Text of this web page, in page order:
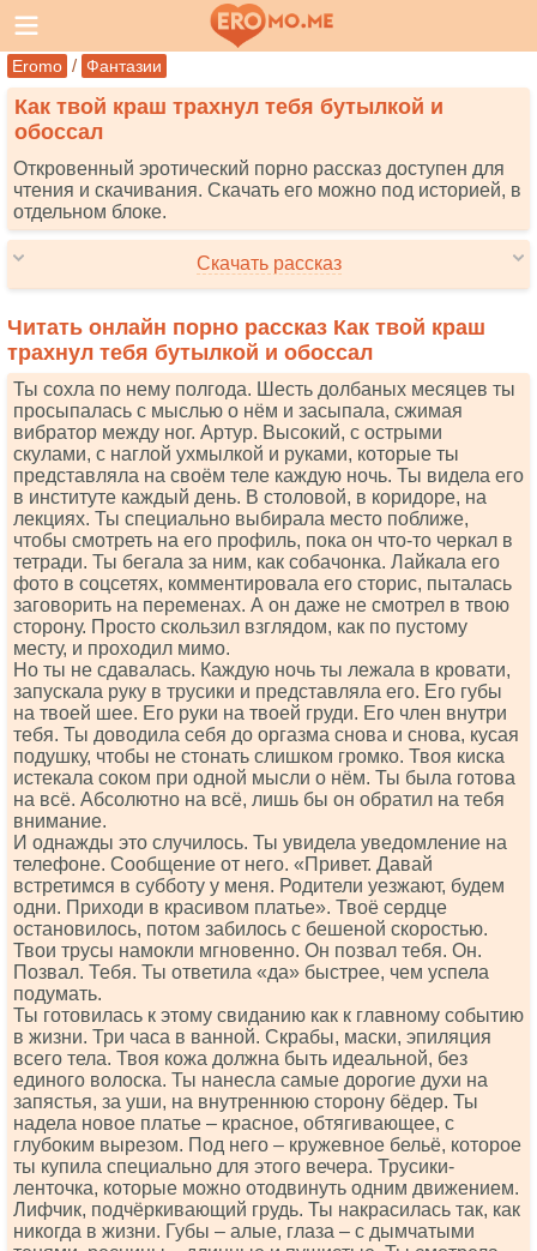
Eromo / Фантазии
Как твой краш трахнул тебя бутылкой и
обоссал
Откровенный эротический порно рассказ доступен для
чтения и скачивания. Скачать его можно под историей, в
отдельном блоке.
Скачать рассказ
Читать онлайн порно рассказ Как твой краш
трахнул тебя бутылкой и обоссал
Ты сохла по нему полгода. Шесть долбаных месяцев ты
просыпалась с мыслью о нём и засыпала, сжимая
вибратор между ног. Артур. Высокий, с острыми
скулами, с наглой ухмылкой и руками, которые ты
представляла на своём теле каждую ночь. Ты видела его
в институте каждый день. В столовой, в коридоре, на
лекциях. Ты специально выбирала место поближе,
чтобы смотреть на его профиль, пока он что-то черкал в
тетради. Ты бегала за ним, как собачонка. Лайкала его
фото в соцсетях, комментировала его сторис, пыталась
заговорить на переменах. А он даже не смотрел в твою
сторону. Просто скользил взглядом, как по пустому
месту, и проходил мимо.
Но ты не сдавалась. Каждую ночь ты лежала в кровати,
запускала руку в трусики и представляла его. Его губы
на твоей шее. Его руки на твоей груди. Его член внутри
тебя. Ты доводила себя до оргазма снова и снова, кусая
подушку, чтобы не стонать слишком громко. Твоя киска
истекала соком при одной мысли о нём. Ты была готова
на всё. Абсолютно на всё, лишь бы он обратил на тебя
внимание.
И однажды это случилось. Ты увидела уведомление на
телефоне. Сообщение от него. «Привет. Давай
встретимся в субботу у меня. Родители уезжают, будем
одни. Приходи в красивом платье». Твоё сердце
остановилось, потом забилось с бешеной скоростью.
Твои трусы намокли мгновенно. Он позвал тебя. Он.
Позвал. Тебя. Ты ответила «да» быстрее, чем успела
подумать.
Ты готовилась к этому свиданию как к главному событию
в жизни. Три часа в ванной. Скрабы, маски, эпиляция
всего тела. Твоя кожа должна быть идеальной, без
единого волоска. Ты нанесла самые дорогие духи на
запястья, за уши, на внутреннюю сторону бёдер. Ты
надела новое платье – красное, обтягивающее, с
глубоким вырезом. Под него – кружевное бельё, которое
ты купила специально для этого вечера. Трусики-
ленточка, которые можно отодвинуть одним движением.
Лифчик, подчёркивающий грудь. Ты накрасилась так, как
никогда в жизни. Губы – алые, глаза – с дымчатыми